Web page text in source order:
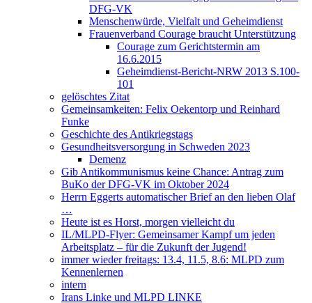
DFG-VK
Menschenwürde, Vielfalt und Geheimdienst
Frauenverband Courage braucht Unterstützung
Courage zum Gerichtstermin am
16.6.2015
Geheimdienst-Bericht-NRW 2013 S.100-
101
gelöschtes Zitat
Gemeinsamkeiten: Felix Oekentorp und Reinhard
Funke
Geschichte des Antikriegstags
Gesundheitsversorgung in Schweden 2023
Demenz
Gib Antikommunismus keine Chance: Antrag zum
BuKo der DFG-VK im Oktober 2024
Herrn Eggerts automatischer Brief an den lieben Olaf
…
Heute ist es Horst, morgen vielleicht du
IL/MLPD-Flyer: Gemeinsamer Kampf um jeden
Arbeitsplatz – für die Zukunft der Jugend!
immer wieder freitags: 13.4, 11.5, 8.6: MLPD zum
Kennenlernen
intern
Irans Linke und MLPD LINKE